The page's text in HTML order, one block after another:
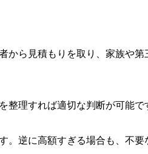
ら見積もりを取り、家族や第
理すれば適切な判断が可能
逆に高額すぎる場合も、不